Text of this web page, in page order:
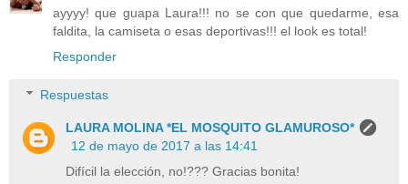
ayyyy! que guapa Laura!!! no se con que quedarme, esa
faldita, la camiseta o esas deportivas!!! el look es total!
Responder
Respuestas
LAURA MOLINA *EL MOSQUITO GLAMUROSO*
12 de mayo de 2017 a las 14:41
Difícil la elección, no!??? Gracias bonita!